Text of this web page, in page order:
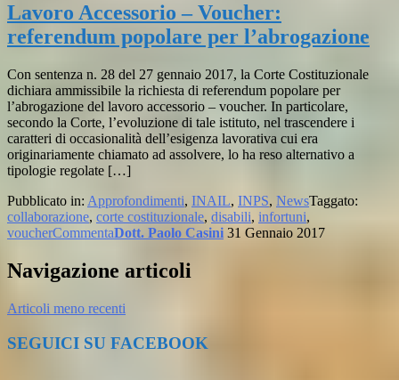
Lavoro Accessorio – Voucher:
referendum popolare per l’abrogazione
Con sentenza n. 28 del 27 gennaio 2017, la Corte Costituzionale
dichiara ammissibile la richiesta di referendum popolare per
l’abrogazione del lavoro accessorio – voucher. In particolare,
secondo la Corte, l’evoluzione di tale istituto, nel trascendere i
caratteri di occasionalità dell’esigenza lavorativa cui era
originariamente chiamato ad assolvere, lo ha reso alternativo a
tipologie regolate […]
Pubblicato in: Approfondimenti, INAIL, INPS, NewsTaggato:
collaborazione, corte costituzionale, disabili, infortuni,
voucherCommentaDott. Paolo Casini 31 Gennaio 2017
Navigazione articoli
Articoli meno recenti
SEGUICI SU FACEBOOK